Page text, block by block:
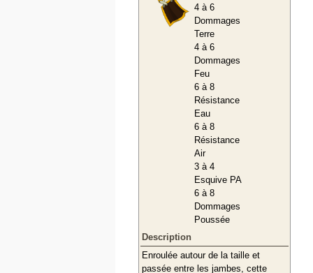
4 à 6
Dommages
Terre
4 à 6
Dommages
Feu
6 à 8
Résistance
Eau
6 à 8
Résistance
Air
3 à 4
Esquive PA
6 à 8
Dommages
Poussée
Description
Enroulée autour de la taille et
passée entre les jambes, cette